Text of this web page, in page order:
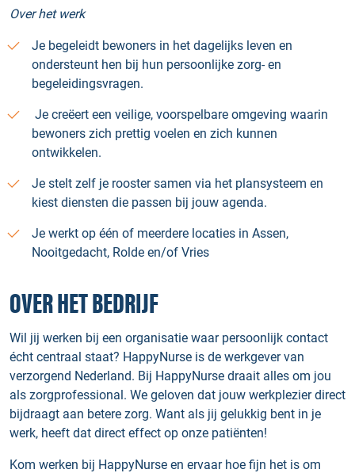
Over het werk
Je begeleidt bewoners in het dagelijks leven en
ondersteunt hen bij hun persoonlijke zorg- en
begeleidingsvragen.
Je creëert een veilige, voorspelbare omgeving waarin
bewoners zich prettig voelen en zich kunnen
ontwikkelen.
Je stelt zelf je rooster samen via het plansysteem en
kiest diensten die passen bij jouw agenda.
Je werkt op één of meerdere locaties in Assen,
Nooitgedacht, Rolde en/of Vries
OVER HET BEDRIJF
Wil jij werken bij een organisatie waar persoonlijk contact
écht centraal staat? HappyNurse is de werkgever van
verzorgend Nederland. Bij HappyNurse draait alles om jou
als zorgprofessional. We geloven dat jouw werkplezier direct
bijdraagt aan betere zorg. Want als jij gelukkig bent in je
werk, heeft dat direct effect op onze patiënten!
Kom werken bij HappyNurse en ervaar hoe fijn het is om